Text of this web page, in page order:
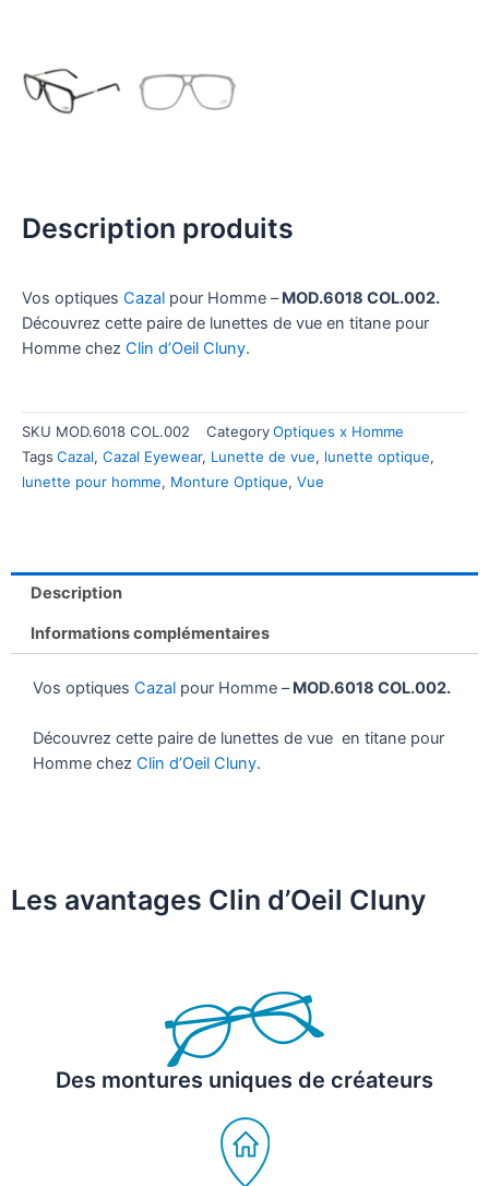
Description produits
Vos optiques Cazal pour Homme –MOD.6018 COL.002.
Découvrez cette paire de lunettes de vue en titane pour
Homme chez Clin d’Oeil Cluny.
SKU MOD.6018 COL.002 CategoryOptiques x Homme
Tags Cazal, Cazal Eyewear, Lunette de vue, lunette optique,
lunette pour homme, Monture Optique, Vue
Description
Informations complémentaires
Vos optiques Cazal pour Homme –MOD.6018 COL.002.
Découvrez cette paire de lunettes de vue en titane pour
Homme chez Clin d’Oeil Cluny.
Les avantages Clin d’Oeil Cluny
Des montures uniques de créateurs